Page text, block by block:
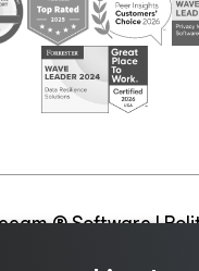
® Software |